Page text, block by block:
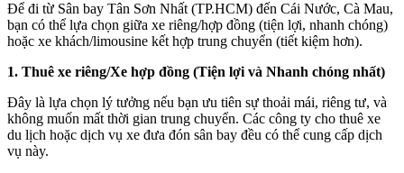
Để đi từ Sân bay Tân Sơn Nhất (TP.HCM) đến Cái Nước, Cà Mau,
bạn có thể lựa chọn giữa xe riêng/hợp đồng (tiện lợi, nhanh chóng)
hoặc xe khách/limousine kết hợp trung chuyển (tiết kiệm hơn).
1. Thuê xe riêng/Xe hợp đồng (Tiện lợi và Nhanh chóng nhất)
Đây là lựa chọn lý tưởng nếu bạn ưu tiên sự thoải mái, riêng tư, và
không muốn mất thời gian trung chuyển. Các công ty cho thuê xe
du lịch hoặc dịch vụ xe đưa đón sân bay đều có thể cung cấp dịch
vụ này.